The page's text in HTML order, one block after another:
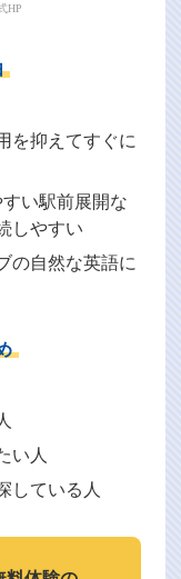
HP
を抑えてすぐに
い駅前展開な
しやすい
の自然な英語に
い人
している人